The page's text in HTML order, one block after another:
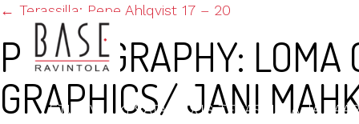
ETUSIVU KESÄTARJOUS TERASSILLA JA
← Terassilla: Pepe Ahlqvist 17 – 20
PHOTOGRAPHY:
GRAPHICS/ JANI